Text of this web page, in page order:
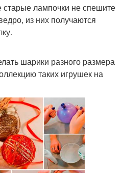
лампочки не спешите
из них получаются
шарики разного размера
таких игрушек на